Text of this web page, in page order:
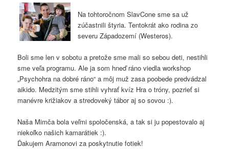
Na tohtoročnom SlavCone sme sa už
zúčastnili štyria. Tentokrát ako rodina zo
severu Západozemí (Westeros).
Boli sme len v sobotu a pretože sme mali so sebou deti, nestihli
sme veľa programu. Ale ja som hneď ráno viedla workshop
„Psychohra na dobré ráno“ a môj muž zasa poobede predvádzal
aikido. Medzitým sme stihli vyhrať kvíz Hra o tróny, pozrieť si
manévre križiakov a stredoveký tábor aj so sovou :).
Naša Mimča bola veľmi spoločenská, a tak si ju popestovalo aj
niekoľko našich kamarátiek :).
Ďakujem Aramonovi za poskytnutie fotiek!